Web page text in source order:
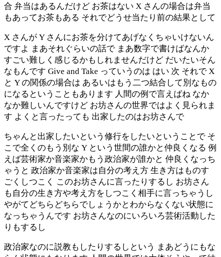
合 弁当はあるんだけど お茶はない X さんの場合は弁当
もあってお茶もある それでどうせ当たり前の結果として
X さんが Y さんにお茶を分けてあげなくちゃいけないん
ですよ まあそれぐらいの話で まあ数字で書けばなんか
すごい難しく感じるかもしれませんだけど だいたいそん
なもんです Give and Take っていうのは はい 次 それで X
と Y の関係の場合は あるいはもう二つ結合して別なもの
になるということもあります 人間の例で言えばね なか
なか難しいんですけど お坊さんの世界ではよく見られま
す よくと言ったっても 出家したのはお坊さんで
ちゃんと出家したいという修行をしたいということで そ
こで全くのもう別な Y という世間の誰かと仲良くなる 例
えば芸術家か音楽家かもう政治家が誰かと 仲良くなっち
ゃうと 政治家か音楽家は自分の考え方 生き方はものす
ごくしつこく このお坊さんに言ったりするし お坊さん
も自分の生き方や考え方をしつこく相手に言っちゃうし
やがてどちらどちらでしょうかとわからなくない状態に
なっちゃうんです お坊さんなのにいろいろ芸術活動した
りもするし
政治家なのに説教もしたりするしという まあどうにもな